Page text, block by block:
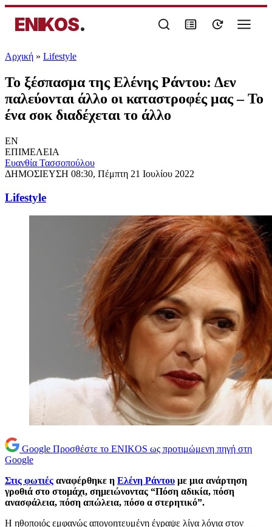
ENIKOS.
Αρχική » Lifestyle
Το ξέσπασμα της Ελένης Ράντου: Δεν
παλεύονται άλλο οι καταστροφές μας – Το
ένα σοκ διαδέχεται το άλλο
EN
ΕΠΙΜΕΛΕΙΑ
Ευανθία Τασσοπούλου
ΔΗΜΟΣΙΕΥΣΗ 08:30, Πέμπτη 21 Ιουλίου 2022
Lifestyle
Google Προσθέστε το ENIKOS ως προτιμώμενη πηγή στη
Google
Στις φωτιές αναφέρθηκε η Ελένη Ράντου με μια ανάρτηση
γροθιά στο στομάχι, σημειώνοντας “Πόση αδικία, πόση
ανασφάλεια, πόση απώλεια, πόσο α στερητικό”.
Η ηθοποιός εμφανώς απογοητευμένη έγραψε λίγα λόγια στον